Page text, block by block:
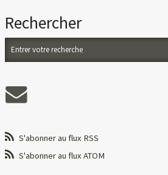
Rechercher
S'abonner au flux RSS
S'abonner au flux ATOM